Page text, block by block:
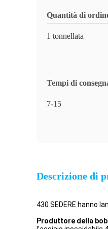
Quantità di
1 tonnellata
Tempi di
7-15
Descrizione di
430 SEDERE hanno
Produttore della